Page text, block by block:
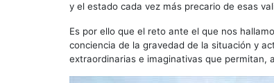
y el estado cada vez más precario de esas
Es por ello que el reto ante el que nos
conciencia de la gravedad de la situación y
extraordinarias e imaginativas que permitan,